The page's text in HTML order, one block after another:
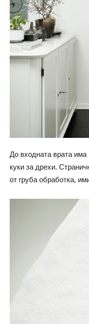
До входната врата
куки за дрехи.
от груба обработка,